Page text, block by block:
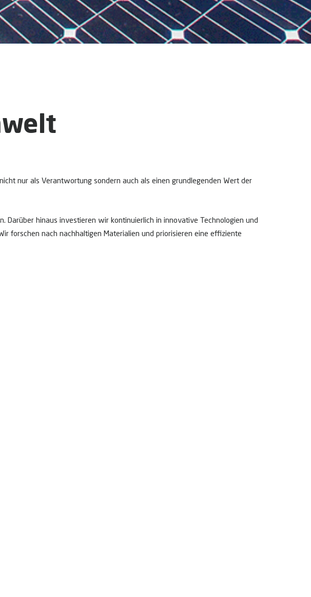
nur als Verantwortung sondern auch als einen grundlegenden Wert der
Darüber hinaus investieren wir kontinuierlich in innovative Technologien und
forschen nach nachhaltigen Materialien und priorisieren eine effiziente